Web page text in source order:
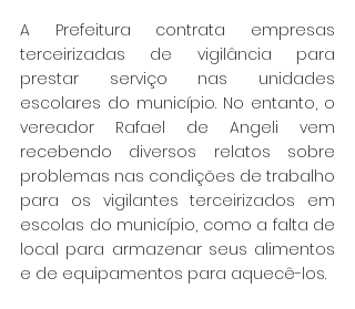
A Prefeitura contrata empresas
terceirizadas de vigilância para
prestar serviço nas unidades
escolares do município. No entanto, o
vereador Rafael de Angeli vem
recebendo diversos relatos sobre
problemas nas condições de trabalho
para os vigilantes terceirizados em
escolas do município, como a falta de
local para armazenar seus alimentos
e de equipamentos para aquecê-los.